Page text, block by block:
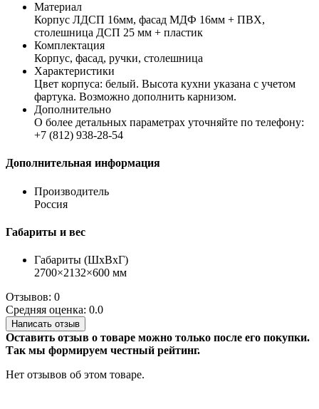
Материал
Корпус ЛДСП 16мм, фасад МДФ 16мм + ПВХ,
столешница ДСП 25 мм + пластик
Комплектация
Корпус, фасад, ручки, столешница
Характеристики
Цвет корпуса: белый. Высота кухни указана с учетом
фартука. Возможно дополнить карнизом.
Дополнительно
О более детальных параметрах уточняйте по телефону:
+7 (812) 938-28-54
Дополнительная информация
Производитель
Россия
Габариты и вес
Габариты (ШхВхГ)
2700×2132×600 мм
Отзывов: 0
Средняя оценка: 0.0
Написать отзыв
Оставить отзыв о товаре можно только после его покупки.
Так мы формируем честный рейтинг.
Нет отзывов об этом товаре.